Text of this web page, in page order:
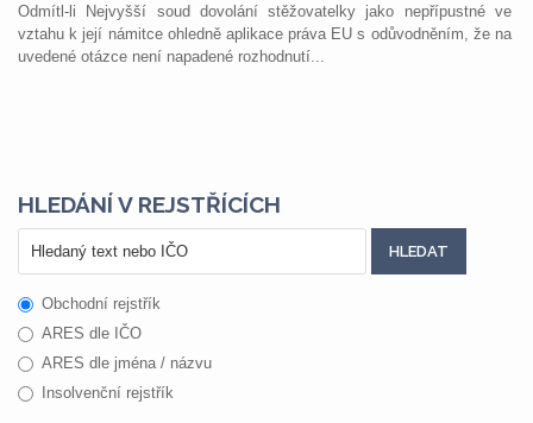
Odmítl-li Nejvyšší soud dovolání stěžovatelky jako nepřípustné ve
vztahu k její námitce ohledně aplikace práva EU s odůvodněním, že na
uvedené otázce není napadené rozhodnutí...
HLEDÁNÍ V REJSTŘÍCÍCH
Obchodní rejstřík
ARES dle IČO
ARES dle jména / názvu
Insolvenční rejstřík